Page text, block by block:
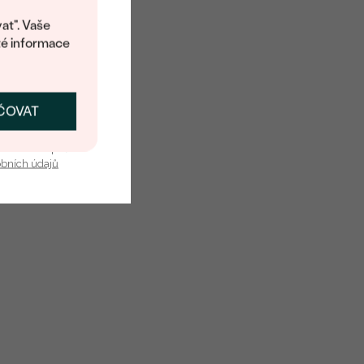
Vaše
informace
SLEVU
údajů